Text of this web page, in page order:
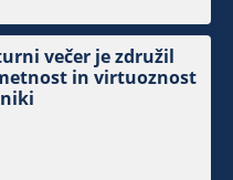
večer je združil
in virtuoznost